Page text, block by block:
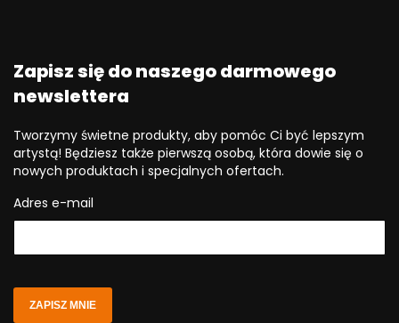
Zapisz się do naszego darmowego
newslettera
Tworzymy świetne produkty, aby pomóc Ci być lepszym
artystą! Będziesz także pierwszą osobą, która dowie się o
nowych produktach i specjalnych ofertach.
Adres e-mail
ZAPISZ MNIE